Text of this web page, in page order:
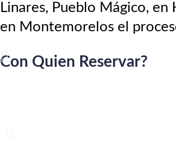
Linares, Pueblo Mágico,
en Montemorelos el
Con Quien Reservar?